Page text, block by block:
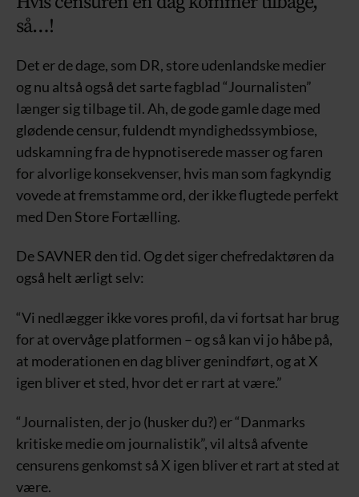
så…!
Det er de dage, som DR, store udenlandske medier
og nu altså også det sarte fagblad “Journalisten”
længer sig tilbage til. Ah, de gode gamle dage med
glødende censur, fuldendt myndighedssymbiose,
udskamning fra de hypnotiserede masser og faren
for alvorlige konsekvenser, hvis man som fagkyndig
vovede at fremstamme ord, der ikke flugtede perfekt
med Den Store Fortælling.
De SAVNER den tid. Og det siger chefredaktøren da
også helt ærligt selv:
“Vi nedlægger ikke vores profil, da vi fortsat har brug
for at overvåge platformen – og så kan vi jo håbe på,
at moderationen en dag bliver genindført, og at X
igen bliver et sted, hvor det er rart at være.”
“Journalisten, der jo (husker du?) er “Danmarks
kritiske medie om journalistik”, vil altså afvente
censurens genkomst så X igen bliver et rart at sted at
være.